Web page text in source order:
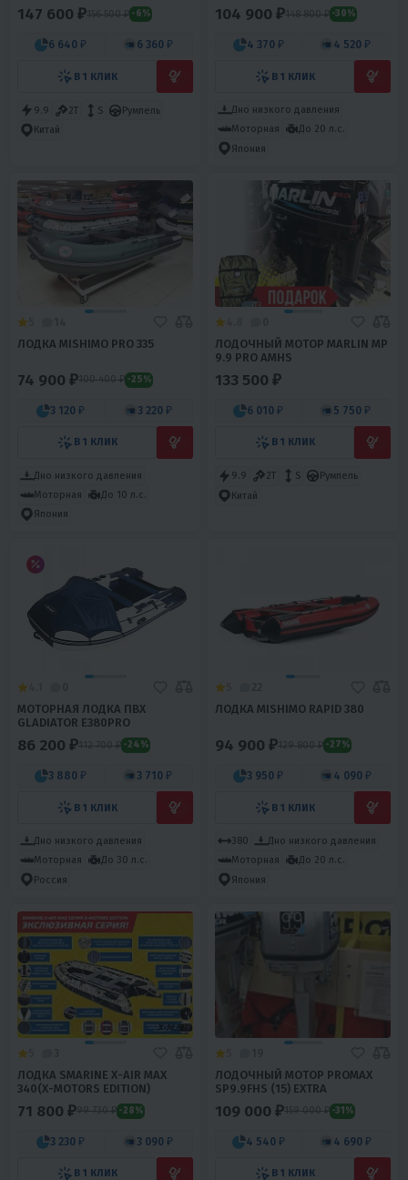
147 600 ₽156 500 ₽ -6%
6 640 ₽ 6 360 ₽
В 1 КЛИК
9.9 2T S
Румпель
Китай
104 900 ₽148 800 ₽ -30%
4 370 ₽ 4 520 ₽
В 1 КЛИК
Дно низкого давления
Моторная
До 20 л.с.
Япония
ЛОДКА MISHIMO PRO 335
74 900 ₽100 400 ₽ -25%
3 120 ₽ 3 220 ₽
В 1 КЛИК
Дно низкого давления
Моторная
До 10 л.с.
Япония
ЛОДОЧНЫЙ МОТОР MARLIN MP
9.9 PRO AMHS
133 500 ₽
6 010 ₽ 5 750 ₽
В 1 КЛИК
9.9 2T S
Румпель
Китай
МОТОРНАЯ ЛОДКА ПВХ
GLADIATOR E380PRO
86 200 ₽112 700 ₽ -24%
3 880 ₽ 3 710 ₽
В 1 КЛИК
Дно низкого давления
Моторная
До 30 л.с.
Россия
ЛОДКА MISHIMO RAPID 380
94 900 ₽129 800 ₽ -27%
3 950 ₽ 4 090 ₽
В 1 КЛИК
380
Дно низкого давления
Моторная
До 20 л.с.
Япония
ЛОДКА SMARINE X-AIR MAX
340(X-MOTORS EDITION)
71 800 ₽99 730 ₽ -28%
3 230 ₽ 3 090 ₽
В 1 КЛИК
ЛОДОЧНЫЙ МОТОР PROMAX
SP9.9FHS (15) EXTRA
109 000 ₽159 000 ₽ -31%
4 540 ₽ 4 690 ₽
В 1 КЛИК